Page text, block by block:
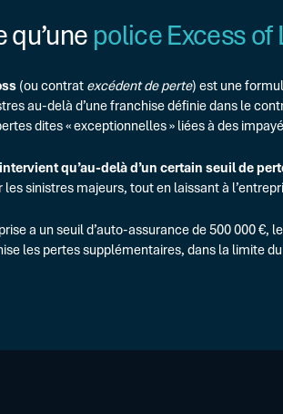
qu’unepolice Excess of
(ou contrat excédent de perte) est une
au-delà d’une franchise définie dans le
dites « exceptionnelles » liées à des
qu’au-delà d’un certain seuil de
sinistres majeurs, tout en laissant à
a un seuil d’auto-assurance de 500 000 €,
les pertes supplémentaires, dans la limite